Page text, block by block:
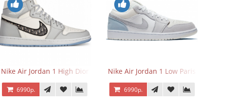
Nike Air Jordan 1 High Dior
6990р.
Nike Air Jordan 1 Low Paris
6990р.